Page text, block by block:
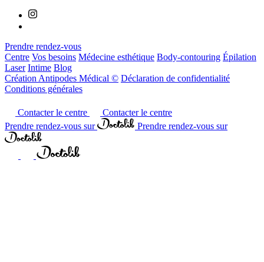
Prendre rendez-vous
Centre Vos besoins Médecine esthétique Body-contouring Épilation
Laser Intime Blog
Création Antipodes Médical © Déclaration de confidentialité
Conditions générales
Contacter le centre
Contacter le centre
Prendre rendez-vous sur
Prendre rendez-vous sur